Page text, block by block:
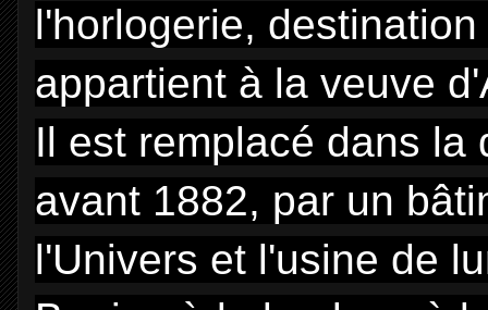
l'horlogerie,
appartient à la veuve
Il est remplacé dans la
avant 1882, par un
l'Univers et l'usine de